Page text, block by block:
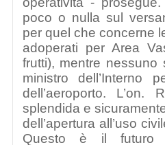
poco o nulla sul
per quel che concerne
adoperati per Area
frutti), mentre
ministro dell’Interno
dell’aeroporto.
splendida e
dell’apertura all’uso
Questo è il futuro